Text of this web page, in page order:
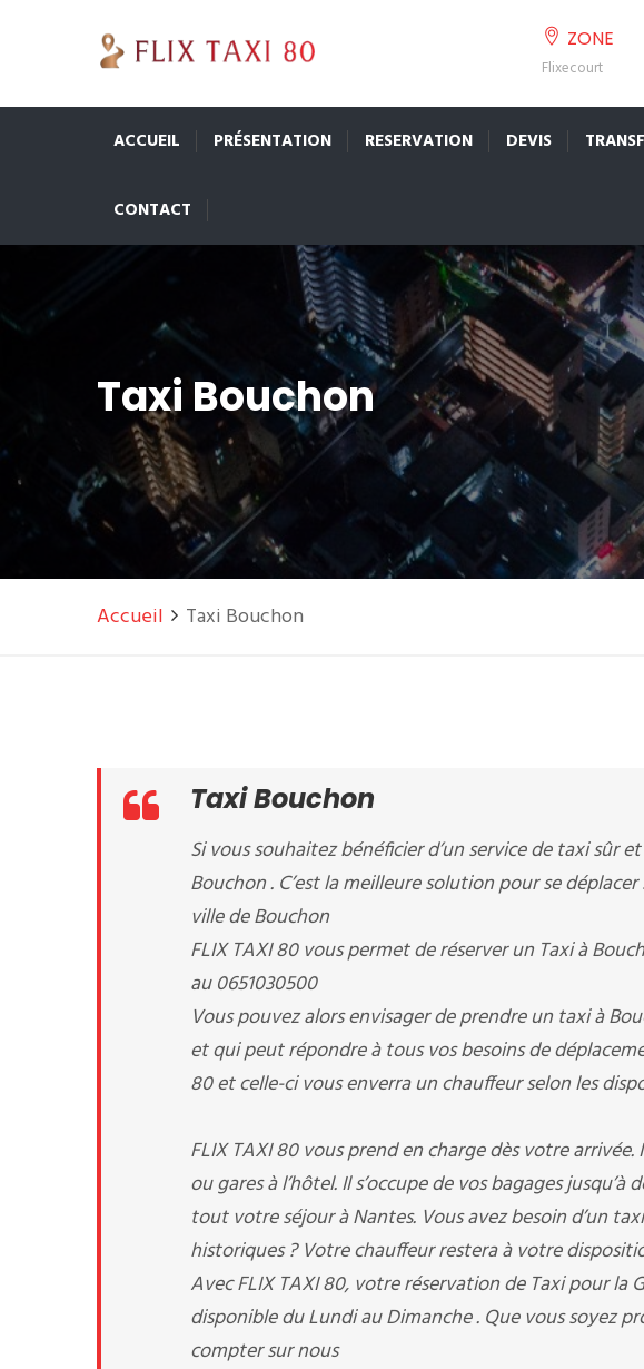
ZONE
Flixecourt
ACCUEIL PRÉSENTATION RESERVATION DEVIS
CONTACT
Taxi Bouchon
Accueil Taxi Bouchon
Taxi Bouchon
Si vous souhaitez bénéficier d’un service de taxi sûr
Bouchon . C’est la meilleure solution pour se
ville de Bouchon
FLIX TAXI 80 vous permet de réserver un Taxi à
au 0651030500
Vous pouvez alors envisager de prendre un taxi à
et qui peut répondre à tous vos besoins de
80 et celle-ci vous enverra un chauffeur selon les
FLIX TAXI 80 vous prend en charge dès votre
ou gares à l’hôtel. Il s’occupe de vos bagages
tout votre séjour à Nantes. Vous avez besoin d’un
historiques ? Votre chauffeur restera à votre
Avec FLIX TAXI 80, votre réservation de Taxi pour la
disponible du Lundi au Dimanche . Que vous soyez
compter sur nous